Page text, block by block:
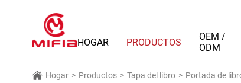
HOGAR PRODUCTOS
OEM /
ODM
Hogar > Productos > Tapa del libro > Portada de